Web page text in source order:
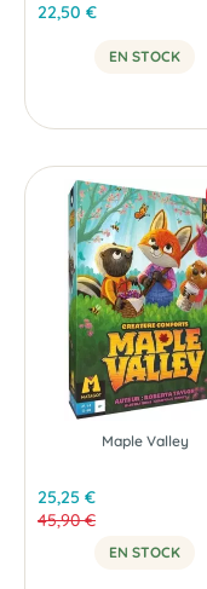
22,50 €
EN STOCK
Maple Valley
25,25 €
45,90 €
EN STOCK